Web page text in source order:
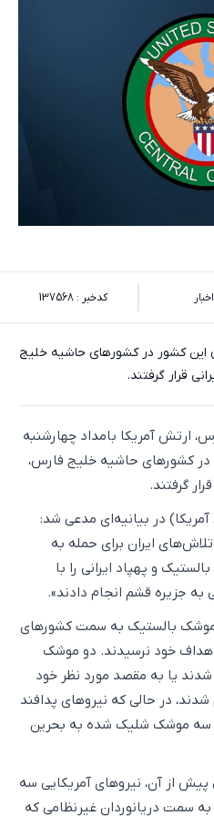
اخبار کدخبر : 137568
این کشور در کشورهای حاشیه خلیج
قرار گرفتند.
ارتش آمریکا بامداد چهارشنبه
در کشورهای حاشیه خلیج فارس،
گرفتند.
در بیانیه‌ای مدعی شد:
ایران برای حمله به
و پهپاد ایرانی را با
جزیره قشم انجام دادند».
موشک بالستیک به سمت کشورهای
خود نرسیدند. دو موشک
یا به مقصد مورد نظر خود
در حالی که نیروهای پدافند
سه موشک شلیک شده به بحرین
از آن، نیروهای آمریکایی سه
سمت دریانوردان غیرنظامی که